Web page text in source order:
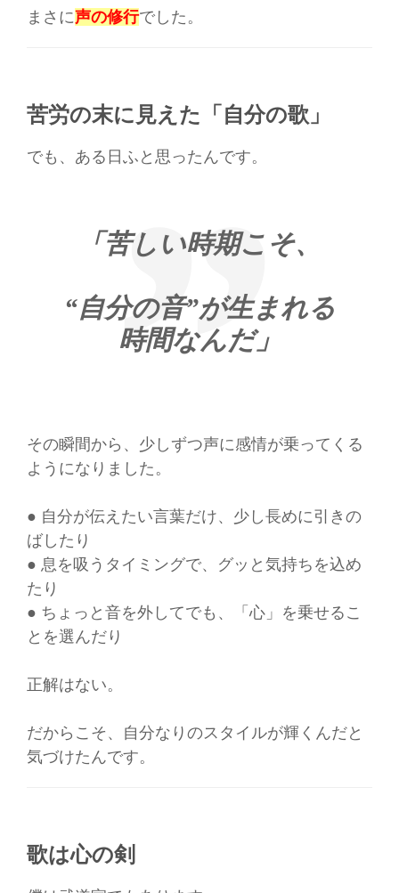
まさに声の修行でした。
苦労の末に見えた「自分の歌」
でも、ある日ふと思ったんです。
「苦しい時期こそ、
“自分の音”が生まれる
時間なんだ」
その瞬間から、少しずつ声に感情が乗ってくる
ようになりました。
● 自分が伝えたい言葉だけ、少し長めに引きの
ばしたり
● 息を吸うタイミングで、グッと気持ちを込め
たり
● ちょっと音を外してでも、「心」を乗せるこ
とを選んだり
正解はない。
だからこそ、自分なりのスタイルが輝くんだと
気づけたんです。
歌は心の剣